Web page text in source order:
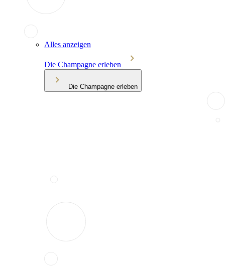
Alles anzeigen
Die Champagne erleben
Die Champagne erleben